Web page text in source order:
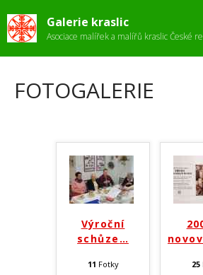
Galerie kraslic
Asociace malířek a malířů kraslic České
FOTOGALERIE
Výroční
schůze …
11 Fotky 25